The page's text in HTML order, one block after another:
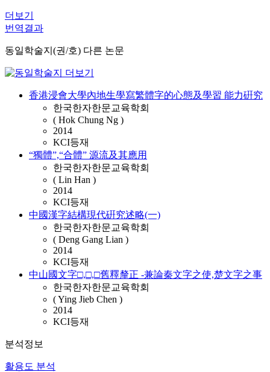
더보기
번역결과
동일학술지(권/호) 다른 논문
香港浸會大學內地生學寫繁體字的心態及學習 能力硏究
한국한자한문교육학회
( Hok Chung Ng )
2014
KCI등재
“獨體”,“合體” 源流及其應用
한국한자한문교육학회
( Lin Han )
2014
KCI등재
中國漢字結構現代硏究述略(一)
한국한자한문교육학회
( Deng Gang Lian )
2014
KCI등재
中山國文字□,□,□舊釋釐正 -兼論秦文字之使,楚文字之事
한국한자한문교육학회
( Ying Jieb Chen )
2014
KCI등재
분석정보
활용도 분석